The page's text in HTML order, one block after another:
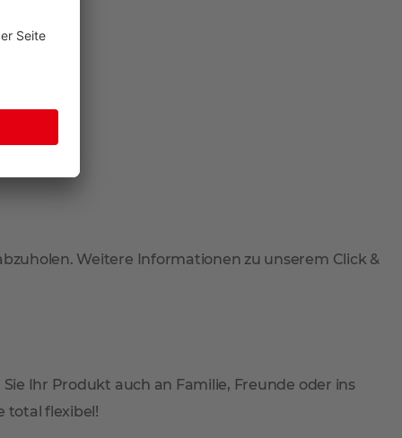
Weitere Informationen zu unserem Click &
Ihr Produkt auch an Familie, Freunde oder ins
total flexibel!